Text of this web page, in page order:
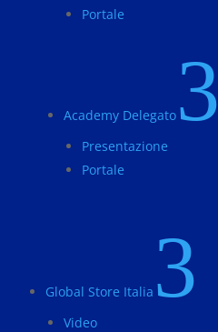
Portale
Academy Delegato 3
Presentazione
Portale
Global Store Italia 3
Video